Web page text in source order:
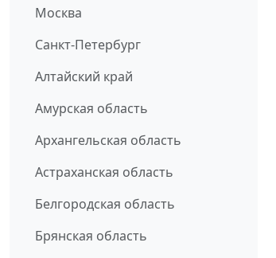
Москва
Санкт-Петербург
Алтайский край
Амурская область
Архангельская область
Астраханская область
Белгородская область
Брянская область